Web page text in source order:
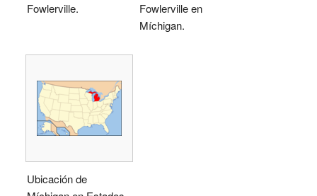
Fowlerville.
Fowlerville en
Míchigan.
Ubicación de